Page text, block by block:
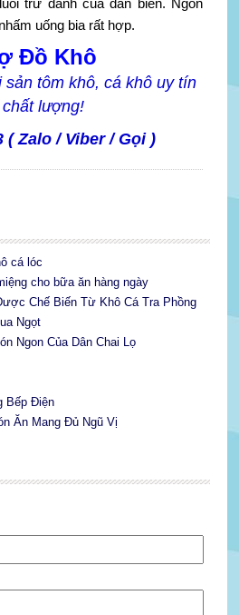
trứ danh của dân biển. Ngon
uống bia rất hợp.
Đồ Khô
sản tôm khô, cá khô uy tín
chất lượng!
( Zalo / Viber / Gọi )
cá lóc
cho bữa ăn hàng ngày
Chế Biến Từ Khô Cá Tra Phồng
Ngọt
Ngon Của Dân Chai Lọ
Bếp Điện
Ăn Mang Đủ Ngũ Vị